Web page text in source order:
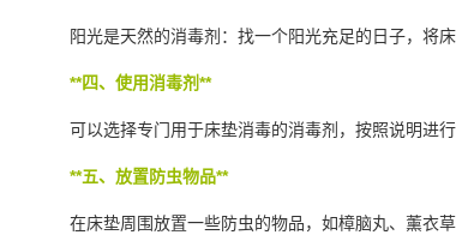
阳光是天然的消毒剂：找一个阳光充足的日子，将
**四、使用消毒剂**
可以选择专门用于床垫消毒的消毒剂，按照说明进
**五、放置防虫物品**
在床垫周围放置一些防虫的物品，如樟脑丸、薰衣